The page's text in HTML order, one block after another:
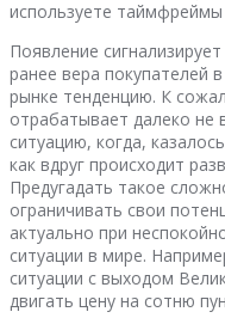
используете
Появление
ранее вера покупателей
рынке тенденцию. К
отрабатывает далеко не
ситуацию, когда,
как вдруг происходит
Предугадать такое
ограничивать свои
актуально при
ситуации в мире.
ситуации с выходом
двигать цену на сотню